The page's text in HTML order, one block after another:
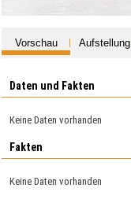
Vorschau Aufstellung
Daten und Fakten
Keine Daten vorhanden
Fakten
Keine Daten vorhanden